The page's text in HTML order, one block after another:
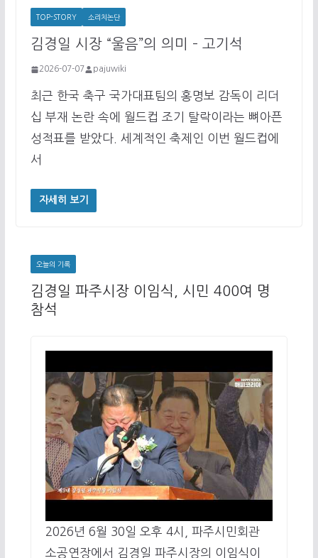
TOP-STORY 소리치논단
김경일 시장 “울음”의 의미 – 고기석
2026-07-07 pajuwiki
최근 한국 축구 국가대표팀의 홍명보 감독이 리더
십 부재 논란 속에 월드컵 조기 탈락이라는 뼈아픈
성적표를 받았다. 세계적인 축제인 이번 월드컵에
서
자세히 보기
오늘의 기록
김경일 파주시장 이임식, 시민 400여 명
참석
2026년 6월 30일 오후 4시, 파주시민회관
소공연장에서 김경일 파주시장의 이임식이